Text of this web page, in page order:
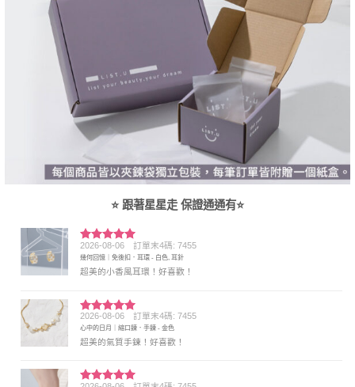
⭐ 跟著星星走 保證通通有⭐
評分5 滿
分 5
2026-08-06 訂單末4碼: 7455
幾何回憶｜免後扣．耳環 - 白色, 耳針
超美的小香風耳環！好喜歡！
評分5 滿
分 5
2026-08-06 訂單末4碼: 7455
心中的日月｜縮口鍊．手鍊 - 金色
超美的氣質手鍊！好喜歡！